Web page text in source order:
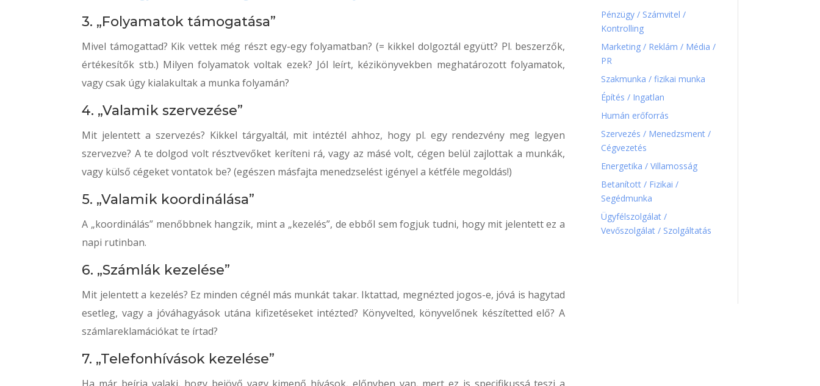
3. „Folyamatok támogatása”
Mivel támogattad? Kik vettek még részt egy-egy folyamatban? (= kikkel dolgoztál együtt? Pl. beszerzők,
értékesítők stb.) Milyen folyamatok voltak ezek? Jól leírt, kézikönyvekben meghatározott folyamatok,
vagy csak úgy kialakultak a munka folyamán?
4. „Valamik szervezése”
Mit jelentett a szervezés? Kikkel tárgyaltál, mit intéztél ahhoz, hogy pl. egy rendezvény meg legyen
szervezve? A te dolgod volt résztvevőket keríteni rá, vagy az másé volt, cégen belül zajlottak a munkák,
vagy külső cégeket vontatok be? (egészen másfajta menedzselést igényel a kétféle megoldás!)
5. „Valamik koordinálása”
A „koordinálás” menőbbnek hangzik, mint a „kezelés”, de ebből sem fogjuk tudni, hogy mit jelentett ez a
napi rutinban.
6. „Számlák kezelése”
Mit jelentett a kezelés? Ez minden cégnél más munkát takar. Iktattad, megnézted jogos-e, jóvá is hagytad
esetleg, vagy a jóváhagyások utána kifizetéseket intézted? Könyvelted, könyvelőnek készítetted elő? A
számlareklamációkat te írtad?
7. „Telefonhívások kezelése”
Pénzügy / Számvitel /
Kontrolling
Marketing / Reklám / Média /
PR
Szakmunka / fizikai munka
Építés / Ingatlan
Humán erőforrás
Szervezés / Menedzsment /
Cégvezetés
Energetika / Villamosság
Betanított / Fizikai /
Segédmunka
Ügyfélszolgálat /
Vevőszolgálat / Szolgáltatás